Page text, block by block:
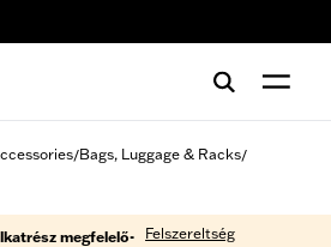
/Bags, Luggage & Racks/
megfelelő-
Felszereltség